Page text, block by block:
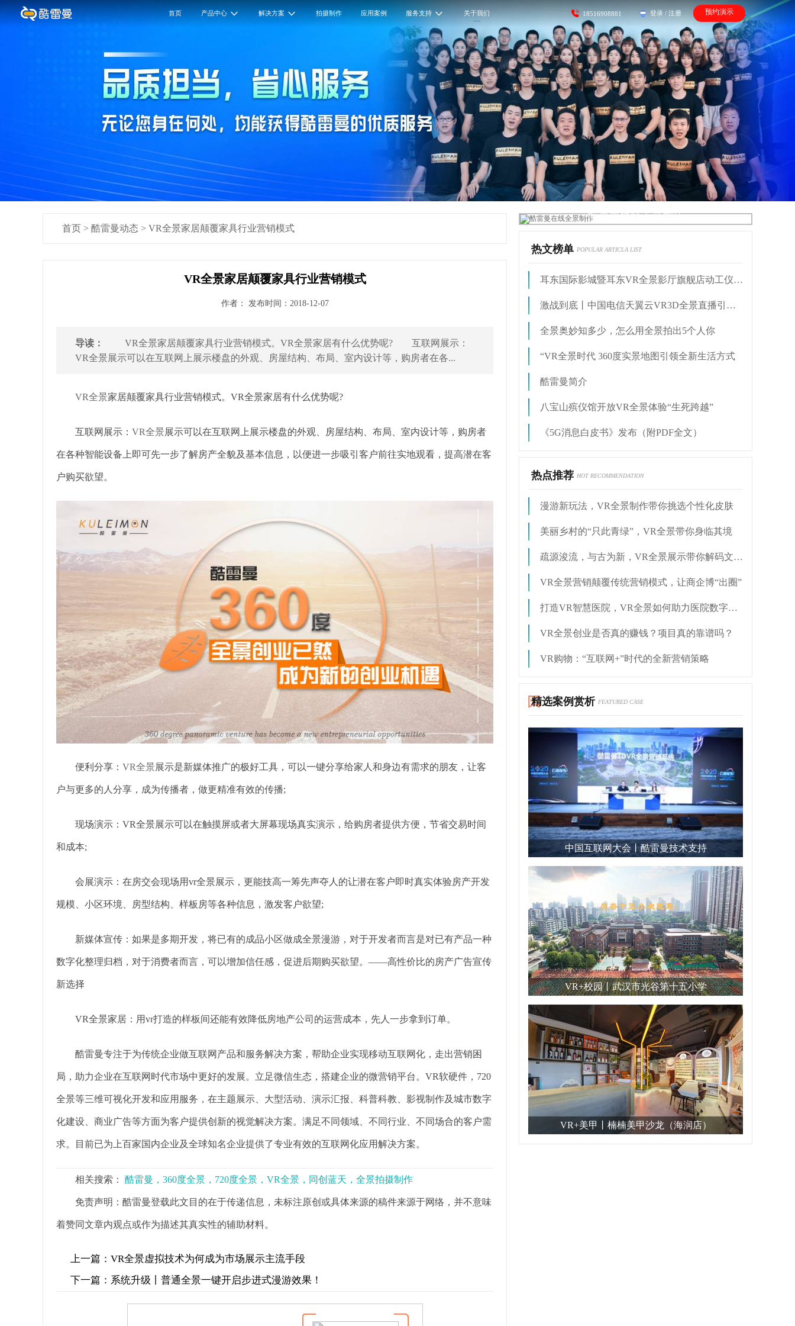
首页 产品中心 解决方案 拍摄制作 应用案例 服务支持 关于我们 18516908881 登录 / 注册 预约演示
首页 > 酷雷曼动态 > VR全景家居颠覆家具行业营销模式
VR全景家居颠覆家具行业营销模式
作者： 发布时间：2018-12-07
导读：
VR全景家居颠覆家具行业营销模式。VR全景家居有什么优势呢? 互联网展示：
VR全景展示可以在互联网上展示楼盘的外观、房屋结构、布局、室内设计等，购房者在各...
VR全景家居颠覆家具行业营销模式。VR全景家居有什么优势呢?
互联网展示： VR全景展示可以在互联网上展示楼盘的外观、房屋结构、布局、室内设计等，购房者
在各种智能设备上即可先一步了解房产全貌及基本信息，以便进一步吸引客户前往实地观看，提高潜在客
户购买欲望。
便利分享： VR全景展示是新媒体推广的极好工具，可以一键分享给家人和身边有需求的朋友，让客
户与更多的人分享，成为传播者，做更精准有效的传播;
现场演示：VR全景展示可以在触摸屏或者大屏幕现场真实演示，给购房者提供方便，节省交易时间
和成本;
会展演示：在房交会现场用vr全景展示，更能技高一筹先声夺人的让潜在客户即时真实体验房产开发
规模、小区环境、房型结构、样板房等各种信息，激发客户欲望;
新媒体宣传：如果是多期开发，将已有的成品小区做成全景漫游，对于开发者而言是对已有产品一种
数字化整理归档，对于消费者而言，可以增加信任感，促进后期购买欲望。——高性价比的房产广告宣传
新选择
VR全景家居：用vr打造的样板间还能有效降低房地产公司的运营成本，先人一步拿到订单。
酷雷曼专注于为传统企业做互联网产品和服务解决方案，帮助企业实现移动互联网化，走出营销困
局，助力企业在互联网时代市场中更好的发展。立足微信生态，搭建企业的微营销平台。VR软硬件，720
全景等三维可视化开发和应用服务，在主题展示、大型活动、演示汇报、科普科教、影视制作及城市数字
化建设、商业广告等方面为客户提供创新的视觉解决方案。满足不同领域、不同行业、不同场合的客户需
求。目前已为上百家国内企业及全球知名企业提供了专业有效的互联网化应用解决方案。
相关搜索： 酷雷曼，360度全景，720度全景，VR全景，同创蓝天，全景拍摄制作
免责声明：酷雷曼登载此文目的在于传递信息，未标注原创或具体来源的稿件来源于网络，并不意味
着赞同文章内观点或作为描述其真实性的辅助材料。
上一篇： VR全景虚拟技术为何成为市场展示主流手段
下一篇： 系统升级丨普通全景一键开启步进式漫游效果！
酷雷曼在线全景制作
热文榜单 POPULAR ARTICLA LIST
耳东国际影城暨耳东VR全景影厅旗舰店动工仪式盛大举行
激战到底丨中国电信天翼云VR3D全景直播引燃拳击热火
全景奥妙知多少，怎么用全景拍出5个人你
“VR全景时代 360度实景地图引领全新生活方式
酷雷曼简介
八宝山殡仪馆开放VR全景体验“生死跨越”
《5G消息白皮书》发布（附PDF全文）
热点推荐 HOT RECOMMENDATION
漫游新玩法，VR全景制作带你挑选个性化皮肤
美丽乡村的“只此青绿”，VR全景带你身临其境
疏源浚流，与古为新，VR全景展示带你解码文化自信
VR全景营销颠覆传统营销模式，让商企博“出圈”
打造VR智慧医院，VR全景如何助力医院数字化转型？
VR全景创业是否真的赚钱？项目真的靠谱吗？
VR购物：“互联网+”时代的全新营销策略
精选案例赏析 FEATURED CASE
中国互联网大会丨酷雷曼技术支持
VR+校园丨武汉市光谷第十五小学
VR+美甲丨楠楠美甲沙龙（海润店）